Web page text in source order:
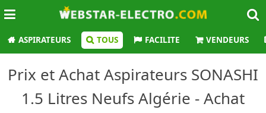
ASPIRATEURS TOUS FACILITE VENDEURS
Prix et Achat Aspirateurs SONASHI
1.5 Litres Neufs Algérie - Achat